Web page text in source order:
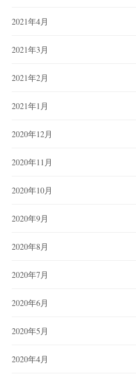
2021年4月
2021年3月
2021年2月
2021年1月
2020年12月
2020年11月
2020年10月
2020年9月
2020年8月
2020年7月
2020年6月
2020年5月
2020年4月